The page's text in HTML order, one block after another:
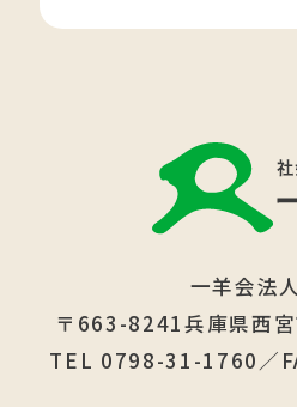
一羊会法
〒663-8241兵庫県西
TEL 0798-31-1760／